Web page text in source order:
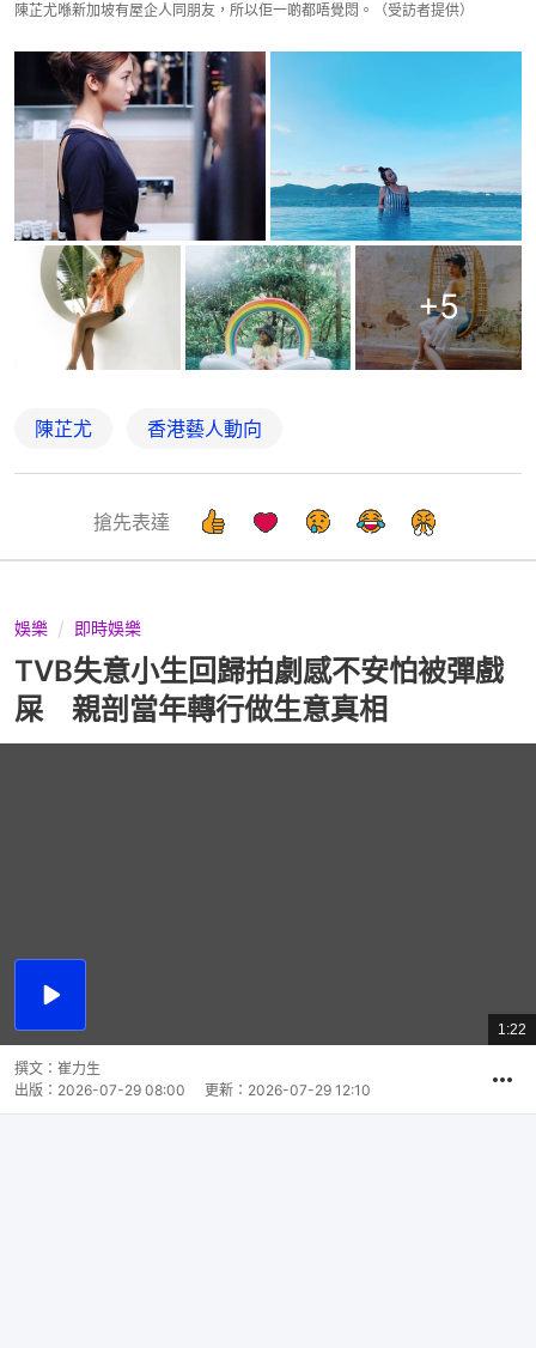
陳芷尤喺新加坡有屋企人同朋友，所以佢一啲都唔覺悶。（受訪者提供）
+5
陳芷尤 香港藝人動向
搶先表達
娛樂 即時娛樂
TVB失意小生回歸拍劇感不安怕被彈戲
屎 親剖當年轉行做生意真相
播
總
共
1:22
撰文： 崔力生
出版： 2026-07-29 08:00 更新： 2026-07-29 12:10